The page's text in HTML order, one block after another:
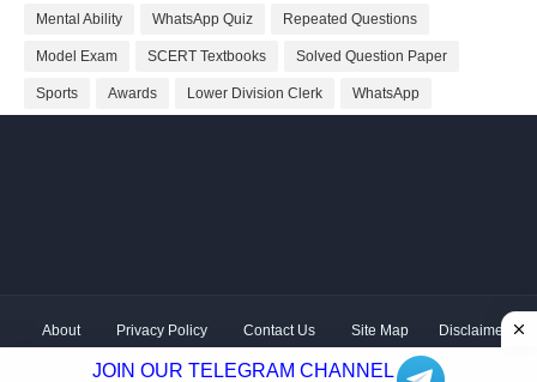
Mental Ability WhatsApp Quiz Repeated Questions
Model Exam SCERT Textbooks Solved Question Paper
Sports Awards Lower Division Clerk WhatsApp
JOIN OUR TELEGRAM CHANNEL
About Privacy Policy Contact Us Site Map Disclaimer
Hum
Hindustani| Distributed byKerala PSC GK